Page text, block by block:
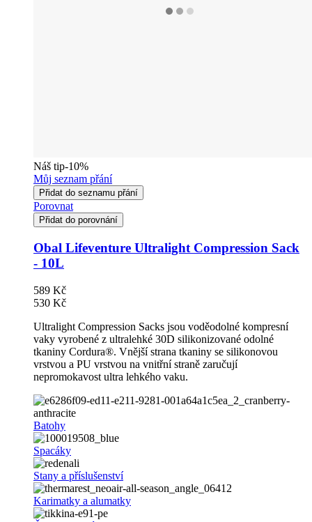
Náš tip-10%
Můj seznam přání
Přidat do seznamu přání
Porovnat
Přidat do porovnání
Obal Lifeventure Ultralight Compression Sack
- 10L
589 Kč
530 Kč
Ultralight Compression Sacks jsou voděodolné kompresní
vaky vyrobené z ultralehké 30D silikonizované odolné
tkaniny Cordura®. Vnější strana tkaniny se silikonovou
vrstvou a PU vrstvou na vnitřní straně zaručují
nepromokavost ultra lehkého vaku.
Batohy
Spacáky
Stany a příslušenství
Karimatky a alumatky